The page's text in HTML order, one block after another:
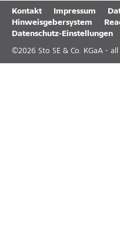
Kontakt Impressum
Hinweisgebersystem
Datenschutz-Einstellungen
©2026 Sto SE & Co. KGaA -